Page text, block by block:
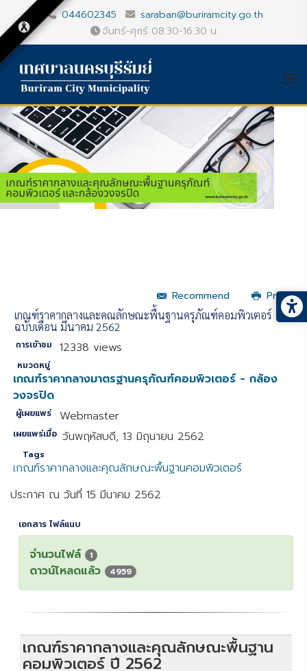
044602345
saraban@buriramcity.go.th
จันทร์-ศุกร์ 08.30-16.30 น.
Recommend
Print
เกณฑ์ราคากลางและคุณลักษณะพื้นฐานครุภัณฑ์คอมพิวเตอร์
ฉบับเดือน มีนาคม 2562
การเข้าชม 12338 views
หมวดหมู่
เกณฑ์ราคากลางมาตรฐานครุภัณฑ์คอมพิวเตอร์ - กล้อง
วงจรปิด
ผู้เผยแพร่ Webmaster
เผยแพร่เมื่อ วันพฤหัสบดี, 13 มิถุนายน 2562
Tags
เกณฑ์ราคากลางและคุณลักษณะพื้นฐานคอมพิวเตอร์
ประกาศ ณ วันที่ 15 มีนาคม 2562
เอกสาร ไฟล์แนบ
จำนวนไฟล์ 1
ดาวน์โหลดแล้ว 4959
เกณฑ์ราคากลางและคุณลักษณะพื้นฐาน
คอมพิวเตอร์ ปี 2562